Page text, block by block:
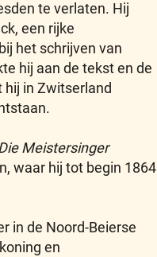
te verlaten. Hij
een rijke
het schrijven van
hij aan de tekst en de
in Zwitserland
Meistersinger
waar hij tot begin 1864
in de Noord-Beierse
en